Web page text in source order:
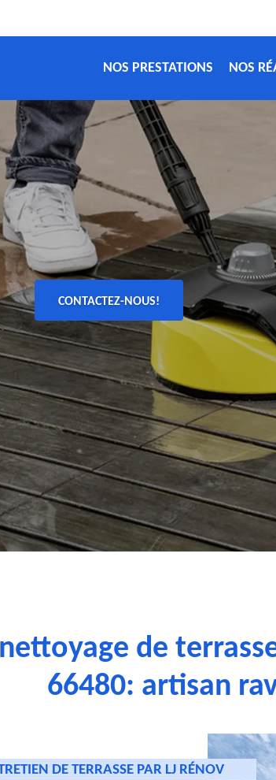
NOS PRESTATIONS NOS
CONTACTEZ-NOUS!
de
66480: artisan
DE TERRASSE PAR LJ RÉNOV